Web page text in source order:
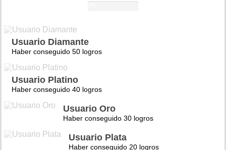
Usuario Diamante
Haber conseguido 50 logros
Usuario Platino
Haber conseguido 40 logros
Usuario Oro
Haber conseguido 30 logros
Usuario Plata
Haber conseguido 20 logros